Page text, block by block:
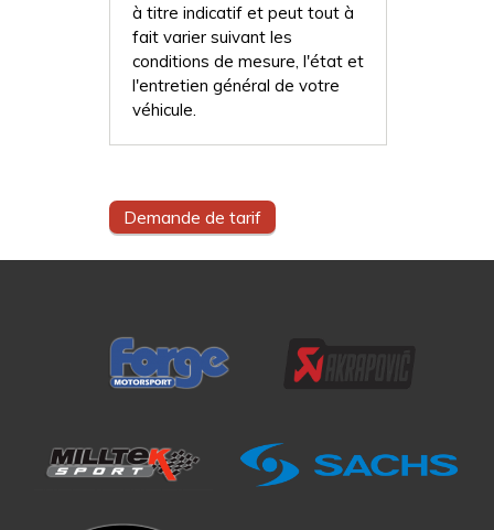
à titre indicatif et peut tout à
fait varier suivant les
conditions de mesure, l'état et
l'entretien général de votre
véhicule.
Demande de tarif